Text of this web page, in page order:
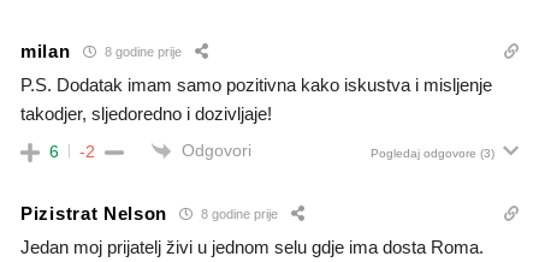
milan 8 godine prije
P.S. Dodatak imam samo pozitivna kako iskustva i misljenje
takodjer, sljedoredno i dozivljaje!
6 -2 Odgovori Pogledaj odgovore (3)
Pizistrat Nelson 8 godine prije
Jedan moj prijatelj živi u jednom selu gdje ima dosta Roma.